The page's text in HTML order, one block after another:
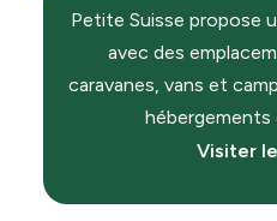
Petite Suisse propose
avec des
caravanes, vans et
Visiter